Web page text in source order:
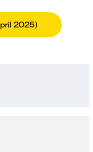
2025)